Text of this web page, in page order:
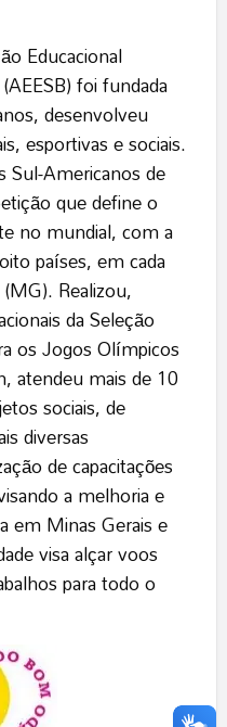
Educacional
foi fundada
desenvolveu
esportivas e sociais.
Sul-Americanos de
que define o
no mundial, com a
países, em cada
Realizou,
da Seleção
os Jogos Olímpicos
atendeu mais de 10
sociais, de
diversas
de capacitações
a melhoria e
em Minas Gerais e
visa alçar voos
para todo o